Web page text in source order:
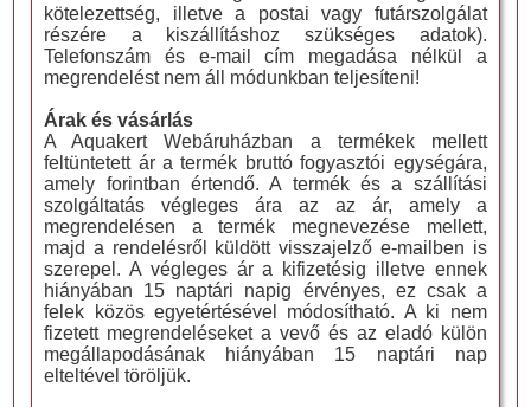
kötelezettség, illetve a postai vagy futárszolgálat
részére a kiszállításhoz szükséges adatok).
Telefonszám és e-mail cím megadása nélkül a
megrendelést nem áll módunkban teljesíteni!
Árak és vásárlás
A Aquakert Webáruházban a termékek mellett
feltüntetett ár a termék bruttó fogyasztói egységára,
amely forintban értendő. A termék és a szállítási
szolgáltatás végleges ára az az ár, amely a
megrendelésen a termék megnevezése mellett,
majd a rendelésről küldött visszajelző e-mailben is
szerepel. A végleges ár a kifizetésig illetve ennek
hiányában 15 naptári napig érvényes, ez csak a
felek közös egyetértésével módosítható. A ki nem
fizetett megrendeléseket a vevő és az eladó külön
megállapodásának hiányában 15 naptári nap
elteltével töröljük.